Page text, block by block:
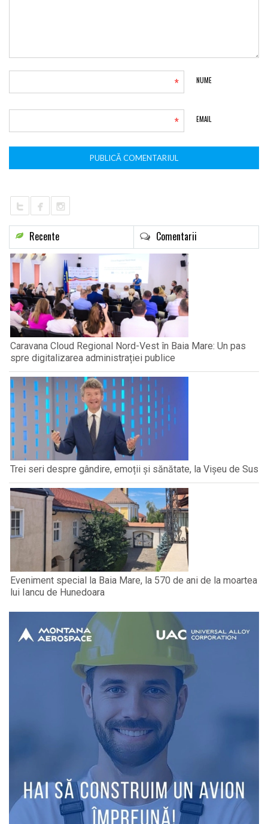
NUME
*
EMAIL
*
Recente Comentarii
Caravana Cloud Regional Nord-Vest în Baia Mare: Un pas
spre digitalizarea administrației publice
Trei seri despre gândire, emoții și sănătate, la Vișeu de Sus
Eveniment special la Baia Mare, la 570 de ani de la moartea
lui Iancu de Hunedoara